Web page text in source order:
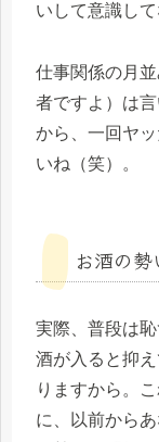
いして意識し
仕事関係の月
者ですよ）は
から、一回ヤ
いね（笑）。
お酒の
実際、普段は
酒が入ると抑
りますから。
に、以前から